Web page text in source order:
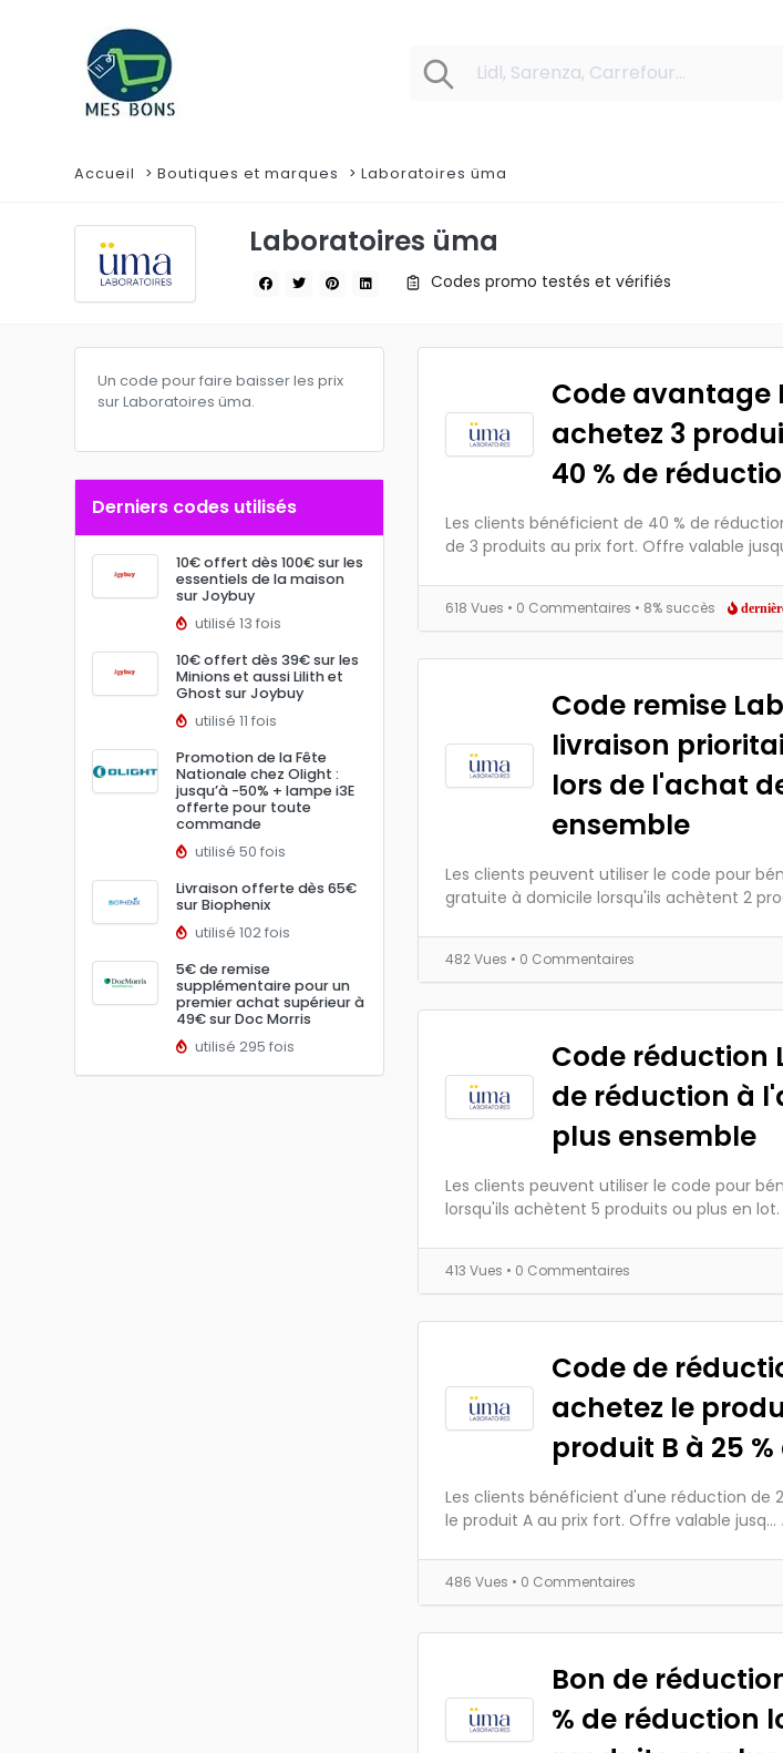
Accueil Boutiques et marques Laboratoires üma
Laboratoires üma
Codes promo testés et vérifiés
Un code pour faire baisser les prix
sur Laboratoires üma.
Derniers codes utilisés
10€ offert dès 100€ sur les
essentiels de la maison
sur Joybuy
utilisé 13 fois
10€ offert dès 39€ sur les
Minions et aussi Lilith et
Ghost sur Joybuy
utilisé 11 fois
Promotion de la Fête
Nationale chez Olight :
jusqu’à -50% + lampe i3E
offerte pour toute
commande
utilisé 50 fois
Livraison offerte dès 65€
sur Biophenix
utilisé 102 fois
5€ de remise
supplémentaire pour un
premier achat supérieur à
49€ sur Doc Morris
utilisé 295 fois
Code avantage
achetez 3
40 % de
Les clients bénéficient de 40 % de
de 3 produits au prix fort. Offre valable
618 Vues • 0 Commentaires • 8% succès
Code remise
livraison
lors de l'achat
ensemble
Les clients peuvent utiliser le code pour
gratuite à domicile lorsqu'ils achètent 2
482 Vues • 0 Commentaires
Code réduction
de réduction à
plus ensemble
Les clients peuvent utiliser le code pour
lorsqu'ils achètent 5 produits ou plus en lot.
413 Vues • 0 Commentaires
Code de
achetez le
produit B à 25
Les clients bénéficient d'une réduction de
le produit A au prix fort. Offre valable jusq...
486 Vues • 0 Commentaires
Bon de
% de réduction